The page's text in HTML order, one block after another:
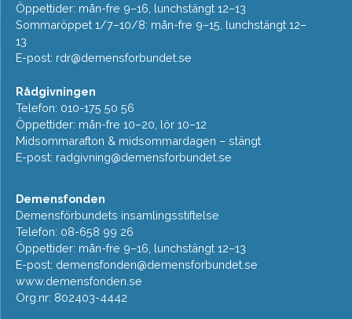
Öppettider: mån-fre 9–16, lunchstängt 12–13
Sommaröppet 1/7–10/8: mån-fre 9–15, lunchstängt 12–
13
E-post: rdr@demensforbundet.se
Rådgivningen
Telefon: 010-175 50 56
Öppettider: mån-fre 10–20, lör 10–12
Midsommarafton & midsommardagen – stängt
E-post: radgivning@demensforbundet.se
Demensfonden
Demensförbundets insamlingsstiftelse
Telefon: 08-658 99 26
Öppettider: mån-fre 9–16, lunchstängt 12–13
E-post: demensfonden@demensforbundet.se
www.demensfonden.se
Org.nr: 802403-4442